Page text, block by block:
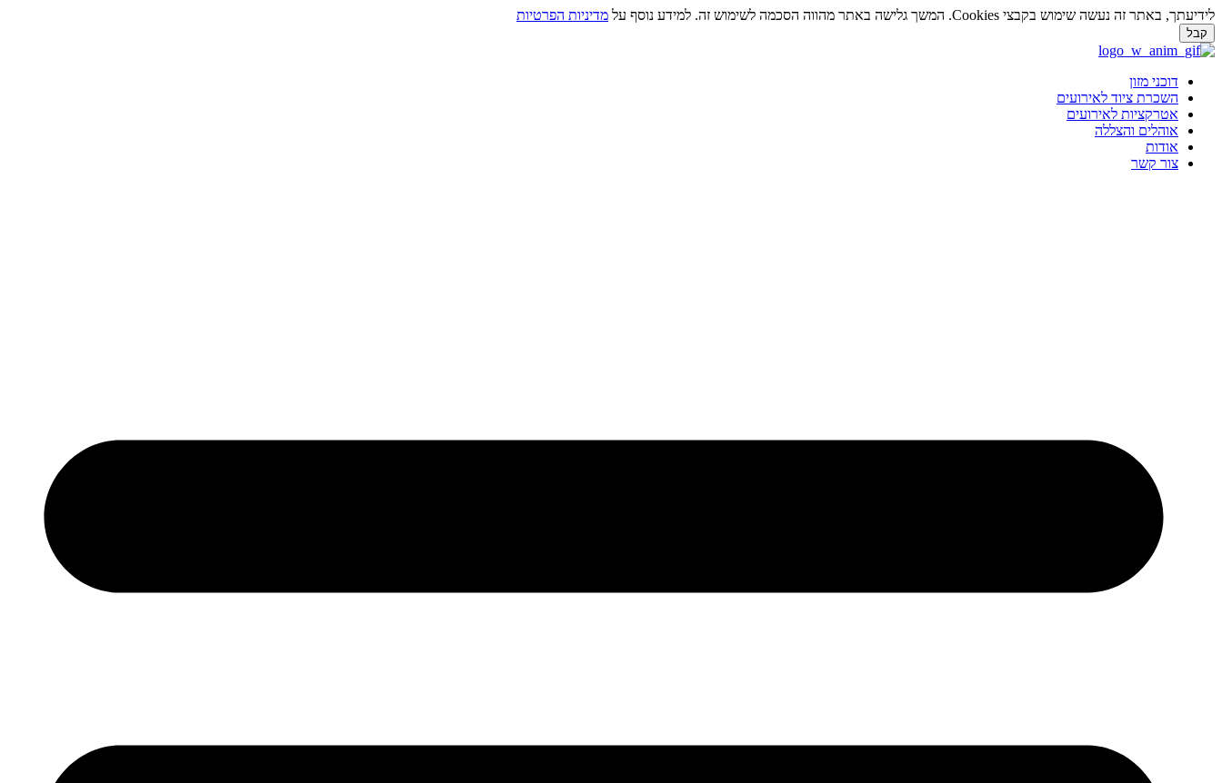
לידיעתך, באתר זה נעשה שימוש בקבצי Cookies. המשך גלישה באתר מהווה הסכמה לשימוש זה. למידע נוסף על מדיניות הפרטיות
קבל
דלג
דוכני מזון
השכרת ציוד לאירועים
אטרקציות לאירועים
אוהלים והצללה
אודות
צור קשר